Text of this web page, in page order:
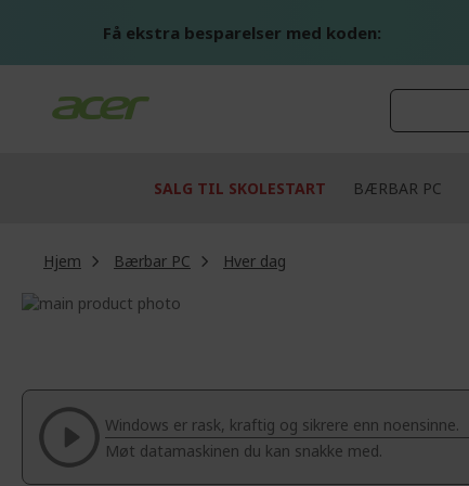
Få ekstra besparelser med koden:
SALG TIL SKOLESTART BÆRBAR PC
Hjem Bærbar PC
Hver dag
Skip
of
images
gallery
beginning
the
images
gallery
Windows er rask, kraftig og sikrere enn noensinne.
Møt datamaskinen du kan snakke med.